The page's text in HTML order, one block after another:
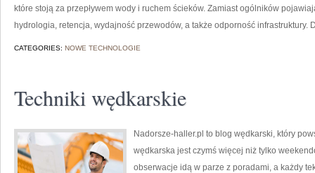
które stoją za przepływem wody i ruchem ścieków. Zamiast ogólników
hydrologia, retencja, wydajność przewodów, a także odporność infrastruktury.
CATEGORIES: NOWE TECHNOLOGIE
Techniki wędkarskie
Nadorsze-haller.pl to blog wędkarski, który
wędkarska jest czymś więcej niż tylko
obserwacje idą w parze z poradami, a każdy